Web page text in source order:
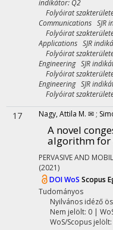
indikátor: Q2
Folyóirat
Communications SJR
Folyóirat
Applications SJR
Folyóirat
Engineering SJR
Folyóirat
Engineering SJR
Folyóirat
17 Nagy, Attila M. ✉ ;
A novel
algorithm for
PERVASIVE AND
(2021)
DOIWoS Scopus
Tudományos
Nyilvános idéző
Nem jelölt: 0 |
WoS/Scopus